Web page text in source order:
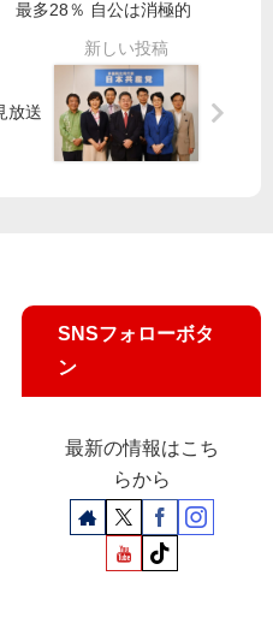
の
紹
介
民
性
差
別
さ
り
衆
議
員
最多28％ 自公は消極的
放送
SNSフォローボタ
ン
最新の情報はこち
らから